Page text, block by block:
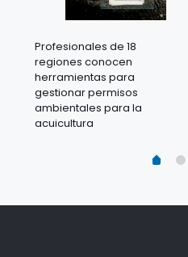
Profesionales de 18
regiones conocen
herramientas para
gestionar permisos
ambientales para la
acuicultura